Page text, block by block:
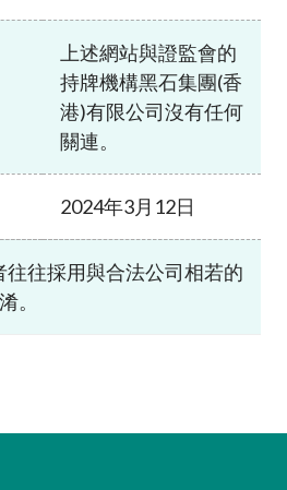
上述網站與證監會的
持牌機構黑石集團(香
港)有限公司沒有任何
關連。
2024年3月12日
往往採用與合法公司相若的
。